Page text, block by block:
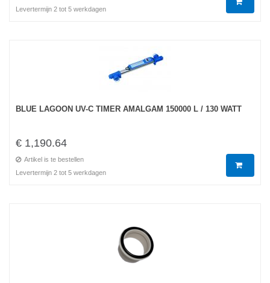
Levertermijn 2 tot 5 werkdagen
BLUE LAGOON UV-C TIMER AMALGAM 150000 L / 130 WATT
€ 1,190.64
Artikel is te bestellen
Levertermijn 2 tot 5 werkdagen